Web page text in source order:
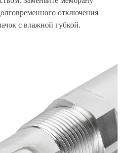
отключения
с влажной губкой.